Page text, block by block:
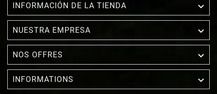
INFORMACIÓN DE LA TIENDA 
NUESTRA EMPRESA 
NOS OFFRES 
INFORMATIONS 